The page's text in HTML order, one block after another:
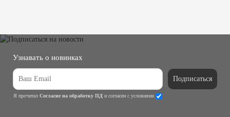
Узнавать о новинках
Подписаться
Я прочитал Согласие на обработку ПД и согласен с условиями